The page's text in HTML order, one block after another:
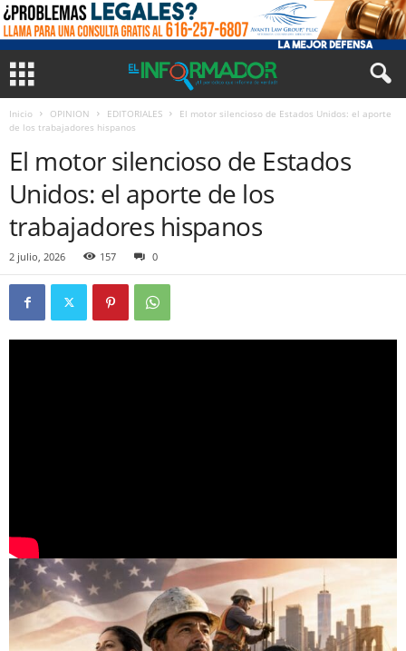
Inicio OPINION EDITORIALES
El motor silencioso de Estados Unidos: el aporte
de los trabajadores hispanos
El motor silencioso de Estados
Unidos: el aporte de los
trabajadores hispanos
2 julio, 2026 157 0